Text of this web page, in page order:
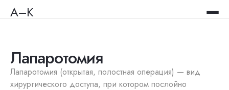
А–К
Лапаротомия
Лапаротомия (открытая, полостная операция) — вид
хирургического доступа, при котором послойно